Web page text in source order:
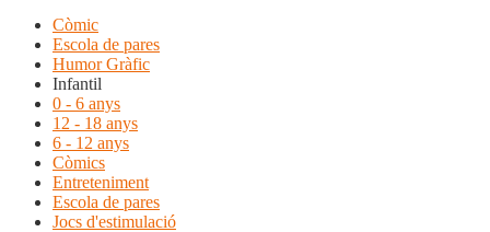
Còmic
Escola de pares
Humor Gràfic
Infantil
0 - 6 anys
12 - 18 anys
6 - 12 anys
Còmics
Entreteniment
Escola de pares
Jocs d'estimulació